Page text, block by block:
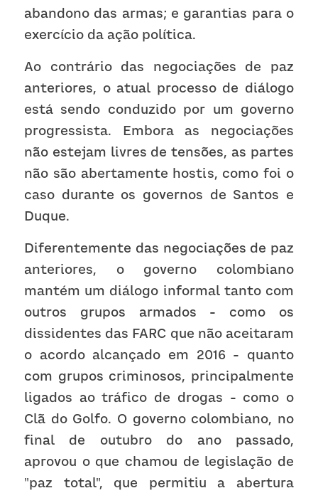
abandono das armas; e garantias para o
exercício da ação política.
Ao contrário das negociações de paz
anteriores, o atual processo de diálogo
está sendo conduzido por um governo
progressista. Embora as negociações
não estejam livres de tensões, as partes
não são abertamente hostis, como foi o
caso durante os governos de Santos e
Duque.
Diferentemente das negociações de paz
anteriores, o governo colombiano
mantém um diálogo informal tanto com
outros grupos armados - como os
dissidentes das FARC que não aceitaram
o acordo alcançado em 2016 - quanto
com grupos criminosos, principalmente
ligados ao tráfico de drogas - como o
Clã do Golfo. O governo colombiano, no
final de outubro do ano passado,
aprovou o que chamou de legislação de
"paz total", que permitiu a abertura